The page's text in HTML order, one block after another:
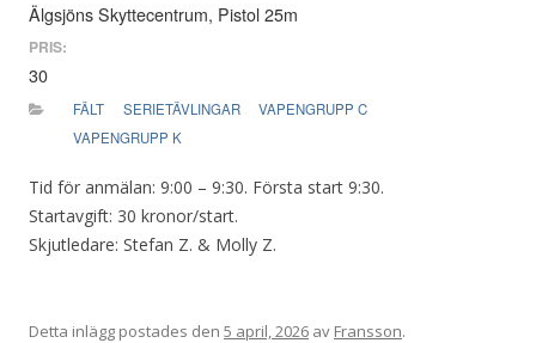
Älgsjöns Skyttecentrum, Pistol 25m
PRIS:
30
FÄLT SERIETÄVLINGAR
VAPENGRUPP C
VAPENGRUPP K
Tid för anmälan: 9:00 – 9:30. Första start 9:30.
Startavgift: 30 kronor/start.
Skjutledare: Stefan Z. & Molly Z.
Detta inlägg postades den 5 april, 2026 av Fransson.